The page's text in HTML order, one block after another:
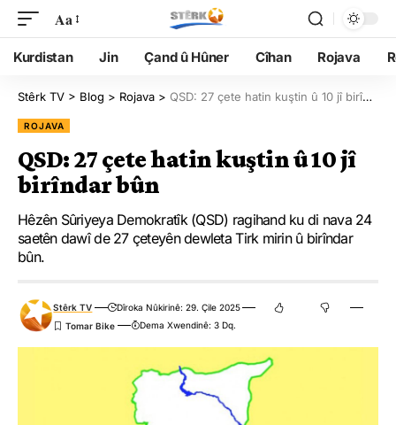
Aa
Kurdistan Jin Çand û Hûner Cîhan Rojava
Stêrk TV > Blog > Rojava > QSD: 27 çete hatin kuştin û 10 jî birîndar bûn
ROJAVA
QSD: 27 çete hatin kuştin û 10 jî
birîndar bûn
Hêzên Sûriyeya Demokratîk (QSD) ragihand ku di nava 24
saetên dawî de 27 çeteyên dewleta Tirk mirin û birîndar
bûn.
Stêrk TV
Dîroka Nûkirinê: 29. Çile 2025
Dema Xwendinê: 3 Dq.